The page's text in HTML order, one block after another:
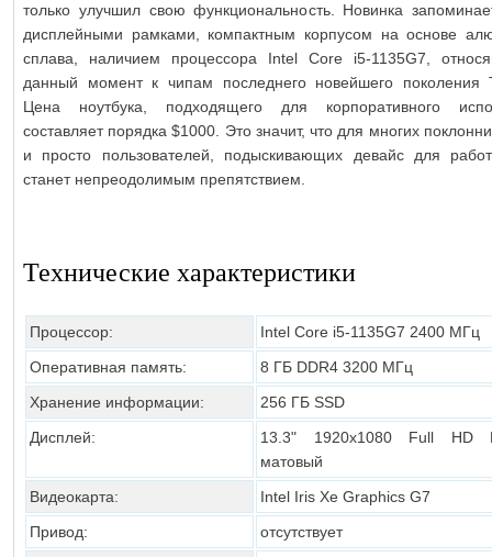
только улучшил свою функциональность. Новинка
дисплейными рамками, компактным корпусом на основе
сплава, наличием процессора Intel Core i5-1135G7,
данный момент к чипам последнего новейшего поколения
Цена ноутбука, подходящего для корпоративного
составляет порядка $1000. Это значит, что для многих
и просто пользователей, подыскивающих девайс для
станет непреодолимым препятствием.
Технические характеристики
Процессор:
Intel Core i5-1135G7 2400 МГц
Оперативная память:
8 ГБ DDR4 3200 МГц
Хранение информации:
256 ГБ SSD
Дисплей:
13.3" 1920х1080 Full HD
матовый
Видеокарта:
Intel Iris Xe Graphics G7
Привод:
отсутствует